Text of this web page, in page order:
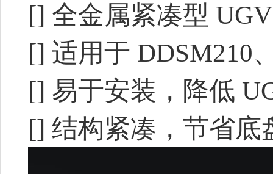
[] 全金属紧凑型
[] 适用于 DDSM210
[] 易于安装，降低
[] 结构紧凑，节省底